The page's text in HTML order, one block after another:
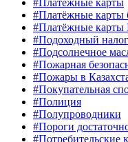
#Платёжные карты
#Платёжные карты
#Платёжные
#Подоходный налог
#Подсолнечное
#Пожарная
#Пожары в
#Покупательная
#Полиция
#Полупроводники
#Пороги
#Потребительские